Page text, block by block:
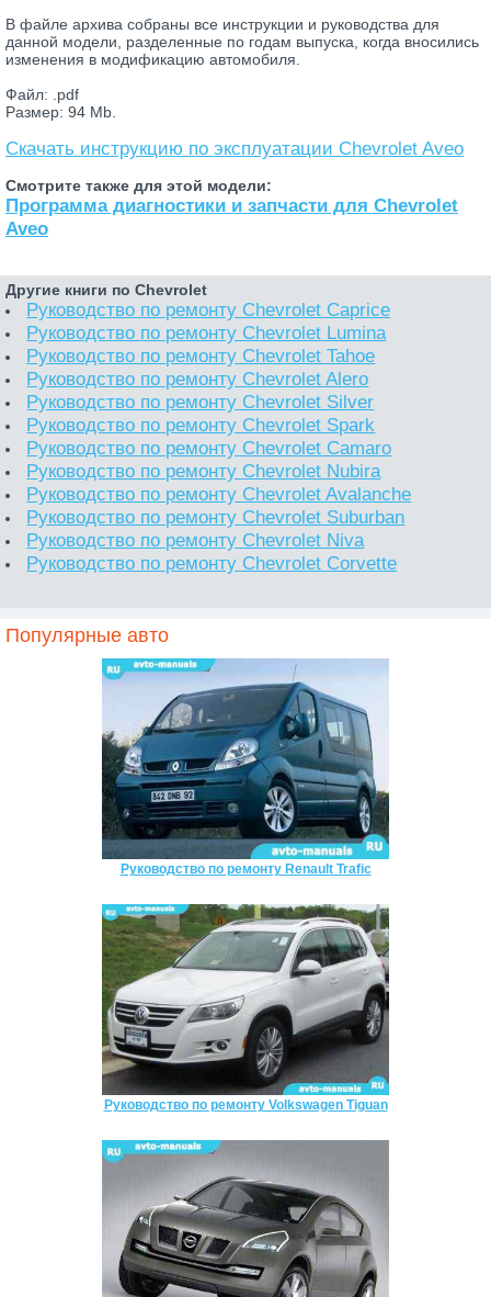
В файле архива собраны все инструкции и руководства для
данной модели, разделенные по годам выпуска, когда вносились
изменения в модификацию автомобиля.
Файл: .pdf
Размер: 94 Mb.
Скачать инструкцию по эксплуатации Chevrolet Aveo
Смотрите также для этой модели:
Программа диагностики и запчасти для Chevrolet
Aveo
Другие книги по Chevrolet
Руководство по ремонту Chevrolet Caprice
Руководство по ремонту Chevrolet Lumina
Руководство по ремонту Chevrolet Tahoe
Руководство по ремонту Chevrolet Alero
Руководство по ремонту Chevrolet Silver
Руководство по ремонту Chevrolet Spark
Руководство по ремонту Chevrolet Camaro
Руководство по ремонту Chevrolet Nubira
Руководство по ремонту Chevrolet Avalanche
Руководство по ремонту Chevrolet Suburban
Руководство по ремонту Chevrolet Niva
Руководство по ремонту Chevrolet Corvette
Популярные авто
Руководство по ремонту Renault Trafic
Руководство по ремонту Volkswagen Tiguan